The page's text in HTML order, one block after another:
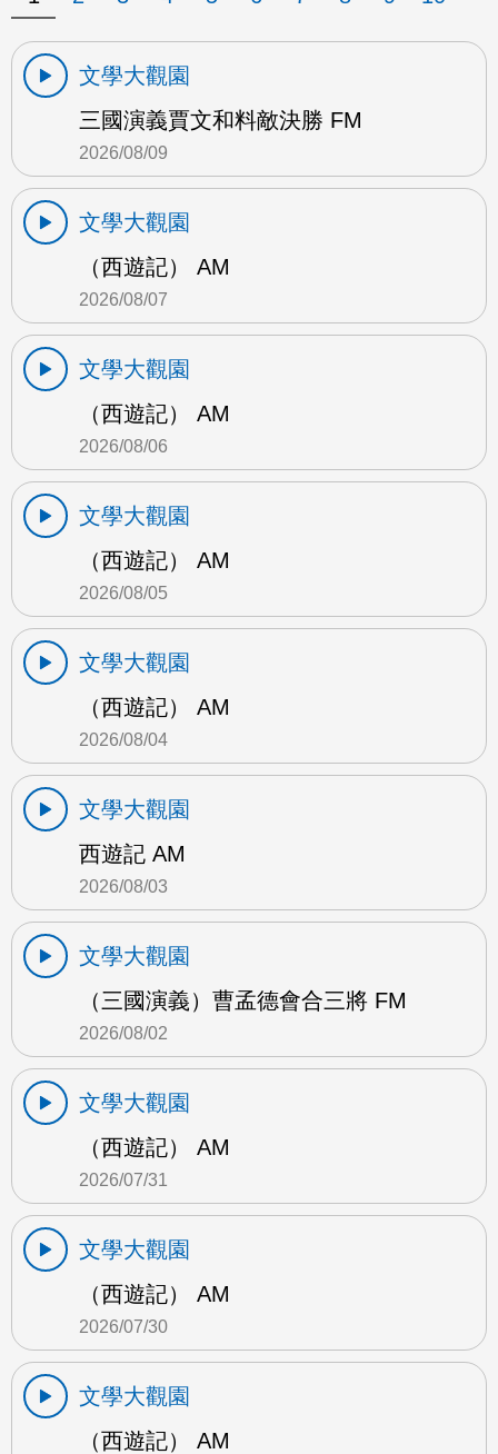
文學大觀園
三國演義賈文和料敵決勝 FM
2026/08/09
文學大觀園
（西遊記） AM
2026/08/07
文學大觀園
（西遊記） AM
2026/08/06
文學大觀園
（西遊記） AM
2026/08/05
文學大觀園
（西遊記） AM
2026/08/04
文學大觀園
西遊記 AM
2026/08/03
文學大觀園
（三國演義）曹孟德會合三將 FM
2026/08/02
文學大觀園
（西遊記） AM
2026/07/31
文學大觀園
（西遊記） AM
2026/07/30
文學大觀園
（西遊記） AM